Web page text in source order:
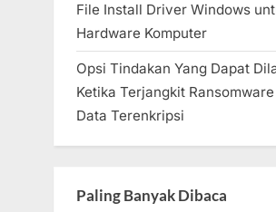
File Install Driver Windows
Hardware Komputer
Opsi Tindakan Yang Dapat
Ketika Terjangkit
Data Terenkripsi
Paling Banyak Dibaca